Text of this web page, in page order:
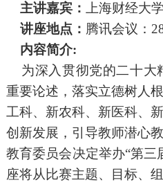
主讲嘉宾：
上海财经大
讲座地点： 腾讯会议 ：
内容简介:
为深入贯彻党的二十大
重要论述，落实立德树人
工科、新农科、新医科、
创新发展，引导教师潜心
教育委员会决定举办“第三
座将从比赛主题、目标、